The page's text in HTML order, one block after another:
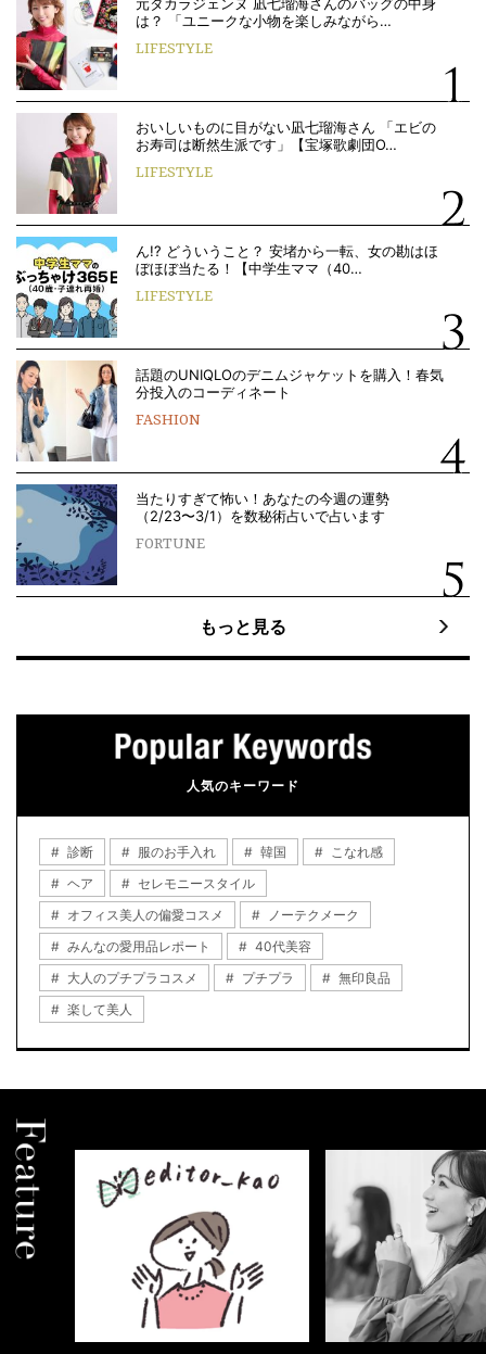
元タカラジェンヌ 凪七瑠海さんのバッグの中身
は？ 「ユニークな小物を楽しみながら…
LIFESTYLE
おいしいものに目がない凪七瑠海さん 「エビの
お寿司は断然生派です」【宝塚歌劇団O…
LIFESTYLE
ん!? どういうこと？ 安堵から一転、女の勘はほ
ぼほぼ当たる！【中学生ママ（40…
LIFESTYLE
話題のUNIQLOのデニムジャケットを購入！春気
分投入のコーディネート
FASHION
当たりすぎて怖い！あなたの今週の運勢
（2/23〜3/1）を数秘術占いで占います
FORTUNE
もっと見る
人気のキーワード
診断 服のお手入れ 韓国
こなれ感
ヘア
セレモニースタイル
オフィス美人の偏愛コスメ
ノーテクメーク
みんなの愛用品レポート
40代美容
大人のプチプラコスメ
プチプラ
無印良品
楽して美人